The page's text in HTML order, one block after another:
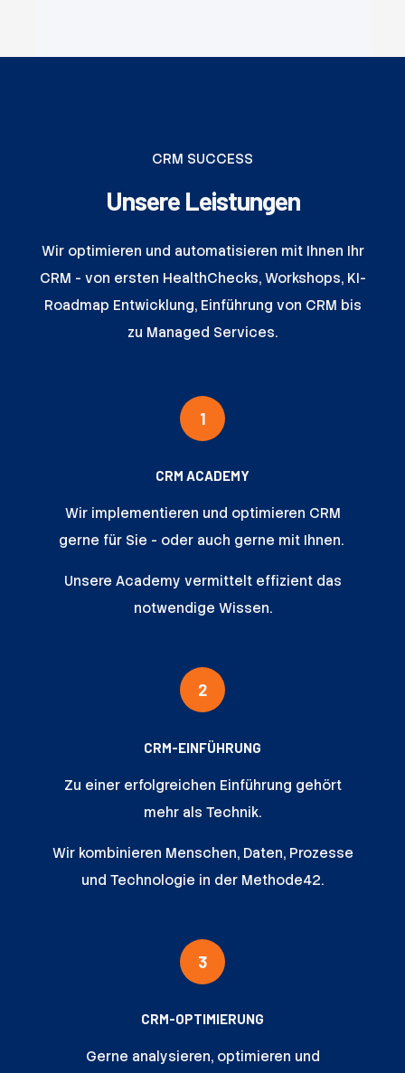
CRM SUCCESS
Unsere Leistungen
Wir optimieren und automatisieren mit Ihnen Ihr
CRM - von ersten HealthChecks, Workshops, KI-
Roadmap Entwicklung, Einführung von CRM bis
zu Managed Services.
1
CRM ACADEMY
Wir implementieren und optimieren CRM
gerne für Sie - oder auch gerne mit Ihnen.
Unsere Academy vermittelt effizient das
notwendige Wissen.
2
CRM-EINFÜHRUNG
Zu einer erfolgreichen Einführung gehört
mehr als Technik.
Wir kombinieren Menschen, Daten, Prozesse
und Technologie in der Methode42.
3
CRM-OPTIMIERUNG
Gerne analysieren, optimieren und